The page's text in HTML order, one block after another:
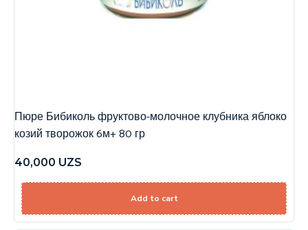
Пюре Бибиколь фруктово-молочное клубника яблоко
козий творожок 6м+ 80 гр
40,000 UZS
Add to cart